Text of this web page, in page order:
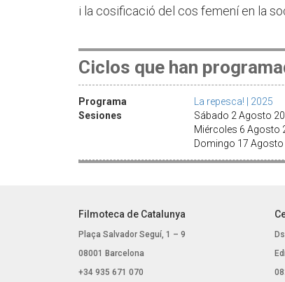
i la cosificació del cos femení en la
Ciclos que han
Programa
La repesca! | 2025
Sesiones
Sábado 2 Agosto
Miércoles 6 Agosto
Domingo 17 Agosto
Filmoteca de Catalunya
Plaça Salvador Seguí, 1 – 9
08001 Barcelona
+34 935 671 070